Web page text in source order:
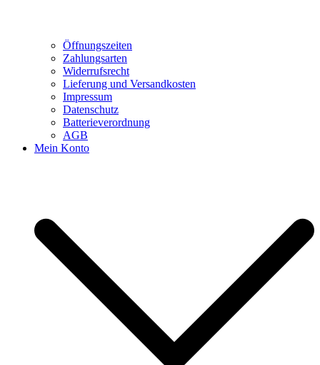
Öffnungszeiten
Zahlungsarten
Widerrufsrecht
Lieferung und Versandkosten
Impressum
Datenschutz
Batterieverordnung
AGB
Mein Konto